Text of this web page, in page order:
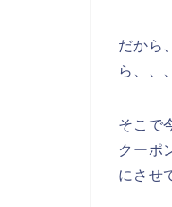
だから
ら、、
そこで
クーポ
にさせ